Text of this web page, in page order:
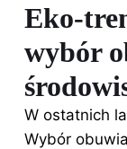
Eko-
wybór
W ostatnich
Wybór obuwia